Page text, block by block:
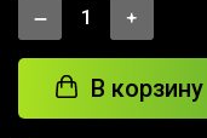
В корзину